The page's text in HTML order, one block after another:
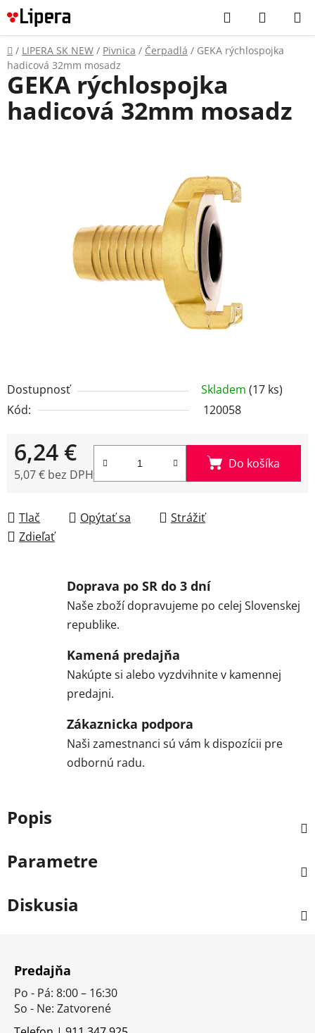
Prejsť
na
obsah
Hľadať
KOŠÍK
Domov
/ LIPERA SK NEW / Pivnica / Čerpadlá / GEKA rýchlospojka
hadicová 32mm mosadz
Dostupnosť Skladem (17 ks)
Kód:
120058
6,24 €
5,07 € bez DPH
Do košíka
Tlač Opýtať sa
Strážiť
Zdieľať
GEKA rýchlospojka
hadicová 32mm mosadz
Doprava po SR do 3 dní
Naše zboží dopravujeme po celej Slovenskej
republike.
Kamená predajňa
Nakúpte si alebo vyzdvihnite v kamennej
predajni.
Zákaznicka podpora
Naši zamestnanci sú vám k dispozícii pre
odbornú radu.
Popis
Parametre
Diskusia
Predajňa
Po - Pá: 8:00 – 16:30
So - Ne: Zatvorené